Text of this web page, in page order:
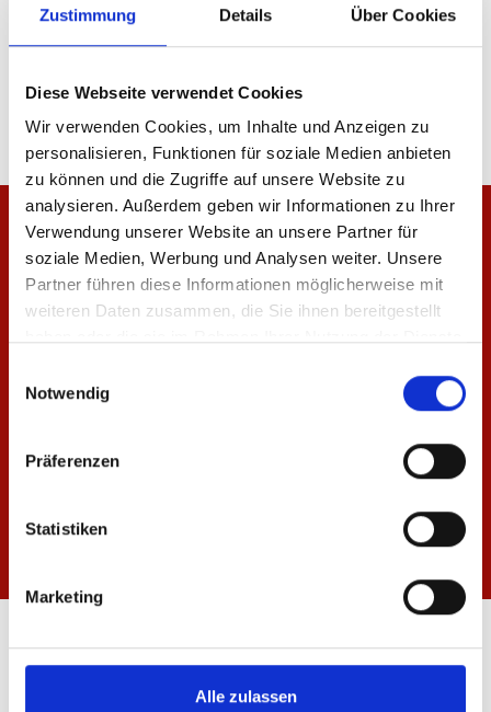
Zustimmung Details Über Cookies
Diese Webseite verwendet Cookies
Wir verwenden Cookies, um Inhalte und Anzeigen zu
personalisieren, Funktionen für soziale Medien anbieten
zu können und die Zugriffe auf unsere Website zu
analysieren. Außerdem geben wir Informationen zu Ihrer
Verwendung unserer Website an unsere Partner für
soziale Medien, Werbung und Analysen weiter. Unsere
Partner führen diese Informationen möglicherweise mit
weiteren Daten zusammen, die Sie ihnen bereitgestellt
Notwendig
Präferenzen
Statistiken
Marketing
Alle zulassen
FANSHOP MEWA ARENA
Mo-Fr: 10:00 - 18:30 Uhr